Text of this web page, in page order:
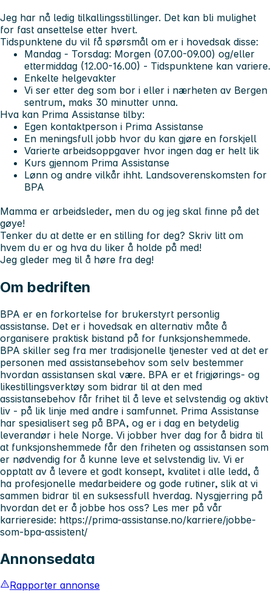
Jeg har nå ledig tilkallingsstillinger. Det kan bli mulighet
for fast ansettelse etter hvert.
Tidspunktene du vil få spørsmål om er i hovedsak disse:
Mandag - Torsdag: Morgen (07.00-09.00) og/eller
ettermiddag (12.00-16.00) - Tidspunktene kan variere.
Enkelte helgevakter
Vi ser etter deg som bor i eller i nærheten av Bergen
sentrum, maks 30 minutter unna.
Hva kan Prima Assistanse tilby:
Egen kontaktperson i Prima Assistanse
En meningsfull jobb hvor du kan gjøre en forskjell
Varierte arbeidsoppgaver hvor ingen dag er helt lik
Kurs gjennom Prima Assistanse
Lønn og andre vilkår ihht. Landsoverenskomsten for
BPA
Mamma er arbeidsleder, men du og jeg skal finne på det
gøye!
Tenker du at dette er en stilling for deg? Skriv litt om
hvem du er og hva du liker å holde på med!
Jeg gleder meg til å høre fra deg!
Om bedriften
BPA er en forkortelse for brukerstyrt personlig
assistanse. Det er i hovedsak en alternativ måte å
organisere praktisk bistand på for funksjonshemmede.
BPA skiller seg fra mer tradisjonelle tjenester ved at det er
personen med assistansebehov som selv bestemmer
hvordan assistansen skal være. BPA er et frigjørings- og
likestillingsverktøy som bidrar til at den med
assistansebehov får frihet til å leve et selvstendig og aktivt
liv - på lik linje med andre i samfunnet. Prima Assistanse
har spesialisert seg på BPA, og er i dag en betydelig
leverandør i hele Norge. Vi jobber hver dag for å bidra til
at funksjonshemmede får den friheten og assistansen som
er nødvendig for å kunne leve et selvstendig liv. Vi er
opptatt av å levere et godt konsept, kvalitet i alle ledd, å
ha profesjonelle medarbeidere og gode rutiner, slik at vi
sammen bidrar til en suksessfull hverdag. Nysgjerring på
hvordan det er å jobbe hos oss? Les mer på vår
karriereside: https://prima-assistanse.no/karriere/jobbe-
som-bpa-assistent/
Annonsedata
Rapporter annonse